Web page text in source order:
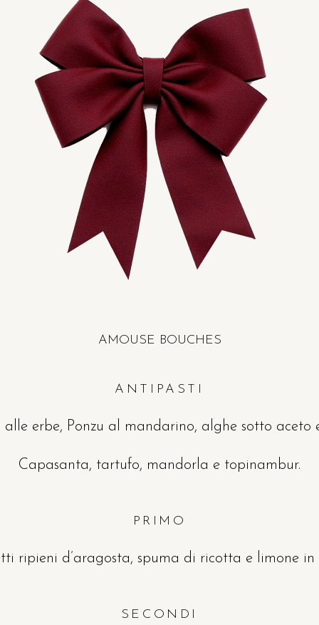
AMOUSE BOUCHES
ANTIPASTI
alle erbe, Ponzu al mandarino, alghe sotto aceto
Capasanta, tartufo, mandorla e topinambur.
PRIMO
ripieni d’aragosta, spuma di ricotta e limone in
SECONDI